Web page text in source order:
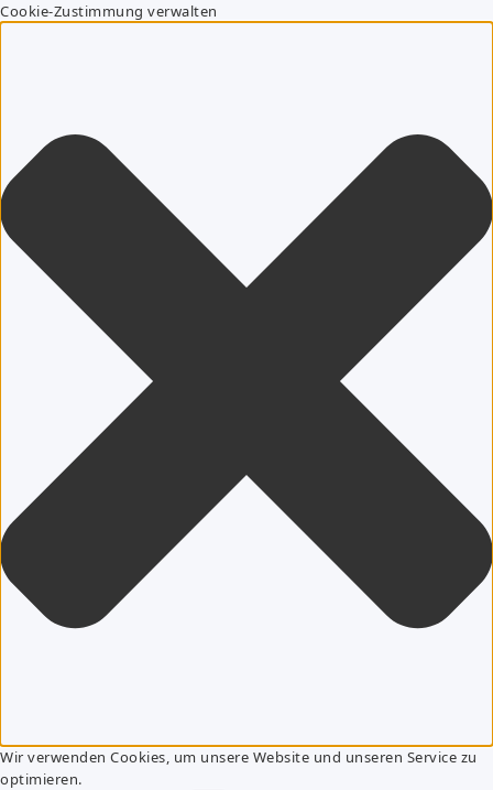
Cookie-Zustimmung verwalten
Wir verwenden Cookies, um unsere Website und unseren Service zu
optimieren.